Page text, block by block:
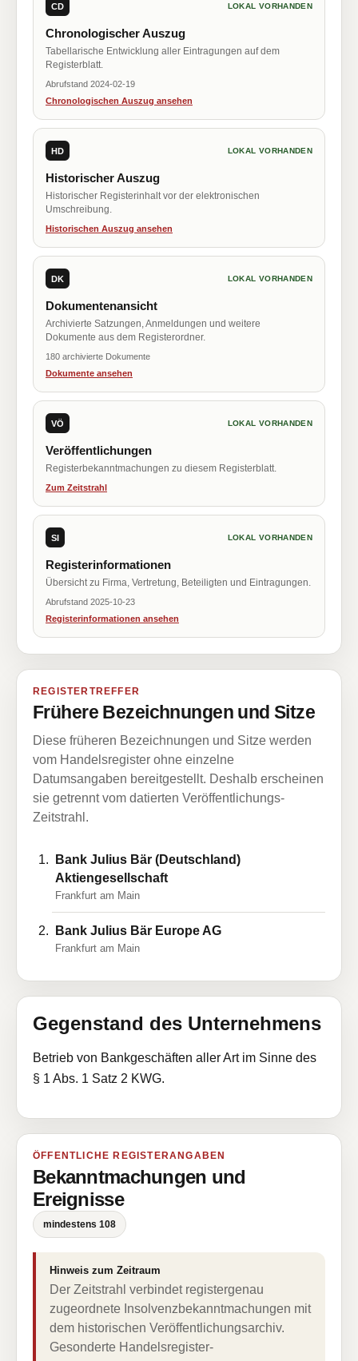
CD LOKAL VORHANDEN
Chronologischer Auszug
Tabellarische Entwicklung aller Eintragungen auf dem
Registerblatt.
Abrufstand 2024-02-19
Chronologischen Auszug ansehen
HD LOKAL VORHANDEN
Historischer Auszug
Historischer Registerinhalt vor der elektronischen
Umschreibung.
Historischen Auszug ansehen
DK LOKAL VORHANDEN
Dokumentenansicht
Archivierte Satzungen, Anmeldungen und weitere
Dokumente aus dem Registerordner.
180 archivierte Dokumente
Dokumente ansehen
VÖ LOKAL VORHANDEN
Veröffentlichungen
Registerbekanntmachungen zu diesem Registerblatt.
Zum Zeitstrahl
SI LOKAL VORHANDEN
Registerinformationen
Übersicht zu Firma, Vertretung, Beteiligten und Eintragungen.
Abrufstand 2025-10-23
Registerinformationen ansehen
REGISTERTREFFER
Frühere Bezeichnungen und Sitze
Diese früheren Bezeichnungen und Sitze werden
vom Handelsregister ohne einzelne
Datumsangaben bereitgestellt. Deshalb erscheinen
sie getrennt vom datierten Veröffentlichungs-
Zeitstrahl.
Bank Julius Bär (Deutschland)
Aktiengesellschaft
Frankfurt am Main
Bank Julius Bär Europe AG
Frankfurt am Main
Gegenstand des Unternehmens
Betrieb von Bankgeschäften aller Art im Sinne des
§ 1 Abs. 1 Satz 2 KWG.
ÖFFENTLICHE REGISTERANGABEN
Bekanntmachungen und
Ereignisse
mindestens 108
Hinweis zum Zeitraum
Der Zeitstrahl verbindet registergenau
zugeordnete Insolvenzbekanntmachungen mit
dem historischen Veröffentlichungsarchiv.
Gesonderte Handelsregister-